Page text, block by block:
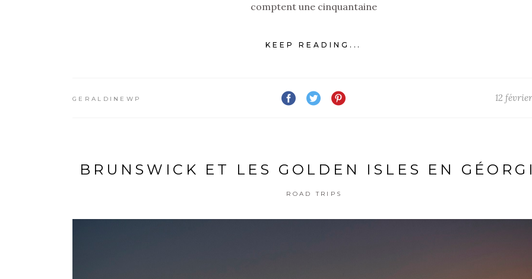
comptent une cinquantaine
KEEP READING...
GERALDINEWP 12
BRUNSWICK ET LES GOLDEN ISLES EN
ROAD TRIPS